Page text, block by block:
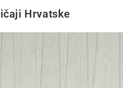
Hrvatske